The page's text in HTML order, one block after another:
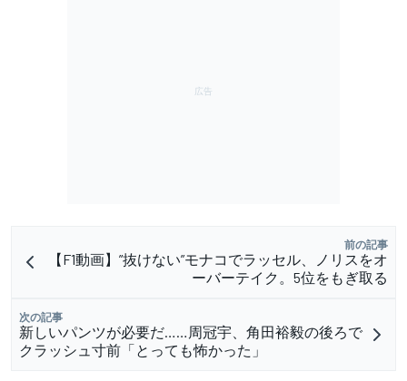
前の記事
【F1動画】”抜けない”モナコでラッセル、ノリスをオ
ーバーテイク。5位をもぎ取る
次の記事
新しいパンツが必要だ……周冠宇、角田裕毅の後ろで
クラッシュ寸前「とっても怖かった」